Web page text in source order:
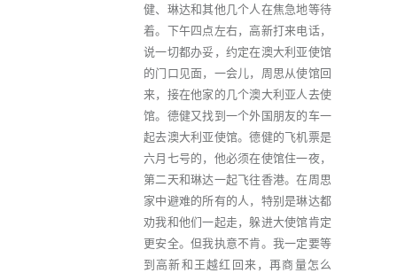
健、琳达和其他几个人在焦急地等待
着。下午四点左右，高新打来电话，
说一切都办妥，约定在澳大利亚使馆
的门口见面，一会儿，周思从使馆回
来，接在他家的几个澳大利亚人去使
馆。德健又找到一个外国朋友的车一
起去澳大利亚使馆。德健的飞机票是
六月七号的，他必须在使馆住一夜，
第二天和琳达一起飞往香港。在周思
家中避难的所有的人，特别是琳达都
劝我和他们一起走，躲进大使馆肯定
更安全。但我执意不肯。我一定要等
到高新和王越红回来，再商量怎么